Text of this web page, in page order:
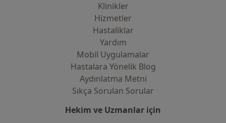
Klinikler
Hizmetler
Hastaliklar
Yardım
Mobil Uygulamalar
Hastalara Yönelik Blog
Aydınlatma Metni
Sıkça Sorulan Sorular
Hekim ve Uzmanlar için